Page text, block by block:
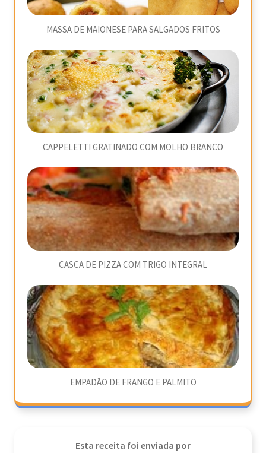
MASSA DE MAIONESE PARA SALGADOS FRITOS
CAPPELETTI GRATINADO COM MOLHO BRANCO
CASCA DE PIZZA COM TRIGO INTEGRAL
EMPADÃO DE FRANGO E PALMITO
Esta receita foi enviada por